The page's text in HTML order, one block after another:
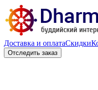
Доставка и оплатаСкидки
Отследить заказ